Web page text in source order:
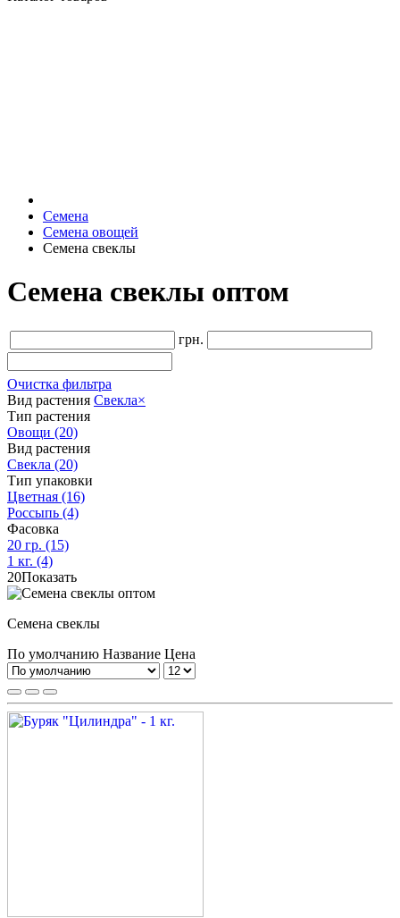
Семена
Семена овощей
Семена свеклы
Семена свеклы оптом
грн.
Очистка фильтра
Вид растения Свекла×
Тип растения
Овощи (20)
Вид растения
Свекла (20)
Тип упаковки
Цветная (16)
Россыпь (4)
Фасовка
20 гр. (15)
1 кг. (4)
20Показать
Семена свеклы
По умолчанию Название Цена